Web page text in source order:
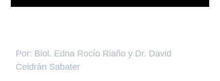
Por: Biol. Edna Rocío Riaño y Dr. David
Celdrán Sabater